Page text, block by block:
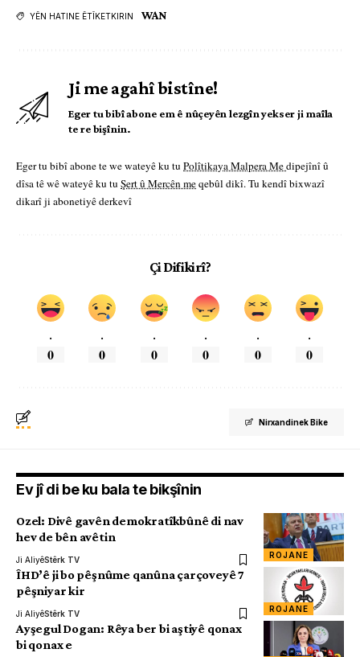
YÊN HATINE ÊTÎKETKIRIN WAN
Ji me agahî bistîne!
Eger tu bibî abone em ê nûçeyên lezgîn yekser ji maîla
te re bişînin.
Eger tu bibî abone te we wateyê ku tu Polîtikaya Malpera Medipejînî û
dîsa tê wê wateyê ku tu Şert û Mercên meqebûl dikî. Tu kendî bixwazî
dikarî ji abonetiyê derkevî
Çi Difikirî?
.
0
.
0
.
0
.
0
.
0
.
0
Nirxandinek Bike
Ev jî di be ku bala te bikşînin
ROJANE
Ozel: Divê gavên demokratîkbûnê di nav
hev de bên avêtin
Ji AliyêStêrk TV
ROJANE
ÎHD’ê ji bo pêşnûme qanûna çarçoveyê 7
pêşniyar kir
Ji AliyêStêrk TV
Ayşegul Dogan: Rêya ber bi aştiyê qonax
bi qonax e